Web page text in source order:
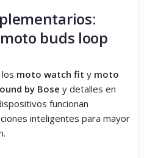
buds loop
moto watch fit y moto
by Bose y detalles en
funcionan
inteligentes para mayor